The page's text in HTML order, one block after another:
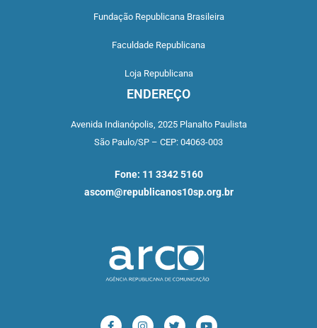
Fundação Republicana Brasileira
Faculdade Republicana
Loja Republicana
ENDEREÇO
Avenida Indianópolis, 2025 Planalto Paulista
São Paulo/SP – CEP: 04063-003
Fone: 11 3342 5160
ascom@republicanos10sp.org.br